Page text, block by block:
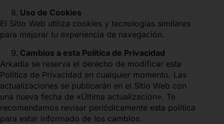
Uso de Cookies
El Sitio Web utiliza cookies y tecnologías similares
para mejorar tu experiencia de navegación.
Cambios a esta Política de Privacidad
Arkadia se reserva el derecho de modificar esta
Política de Privacidad en cualquier momento. Las
actualizaciones se publicarán en el Sitio Web con
una nueva fecha de «Última actualización». Te
recomendamos revisar periódicamente esta política
para estar informado de los cambios.